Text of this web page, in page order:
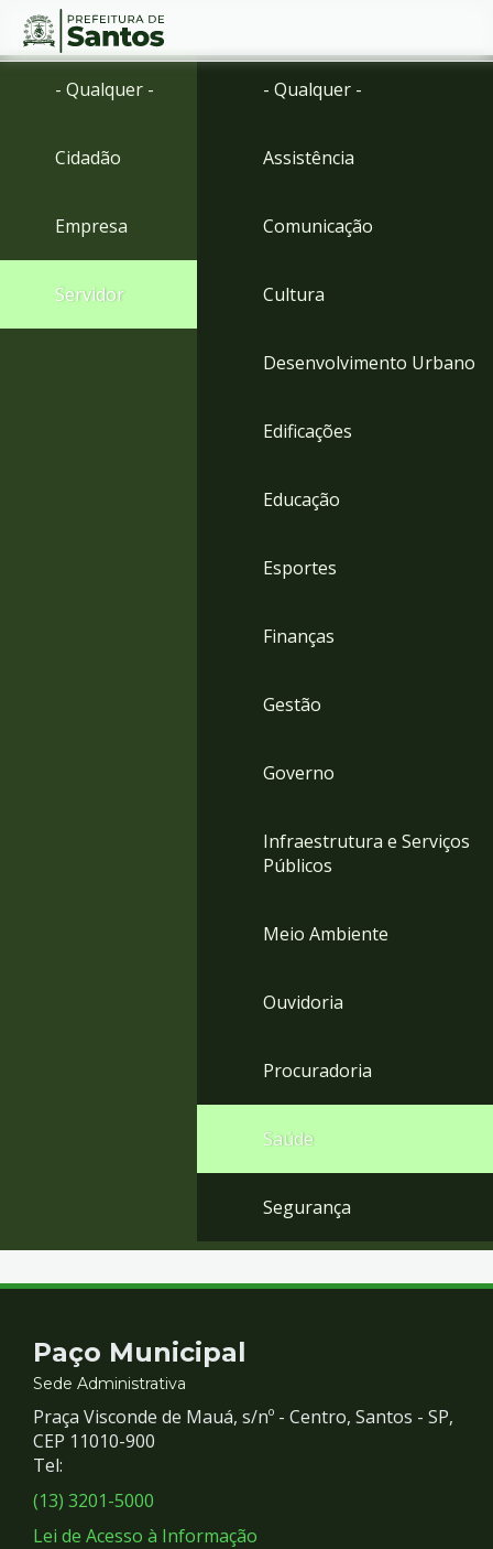
Ir
menu
para
Conteúdo
- Qualquer -
Cidadão
Empresa
Servidor
- Qualquer -
Assistência
Comunicação
Cultura
Desenvolvimento Urbano
Edificações
Educação
Esportes
Finanças
Gestão
Governo
Infraestrutura e Serviços
Públicos
Meio Ambiente
Ouvidoria
Procuradoria
Saúde
Segurança
Contato
e
Redes
Sociais
Paço Municipal
Sede Administrativa
Praça Visconde de Mauá, s/nº - Centro, Santos - SP,
CEP 11010-900
Tel:
(13) 3201-5000
Lei de Acesso à Informação